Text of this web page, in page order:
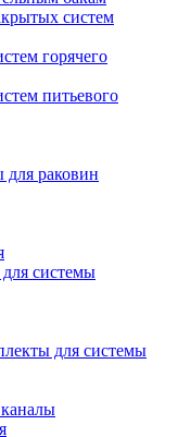
систем
горячего
питьевого
для раковин
системы
для системы